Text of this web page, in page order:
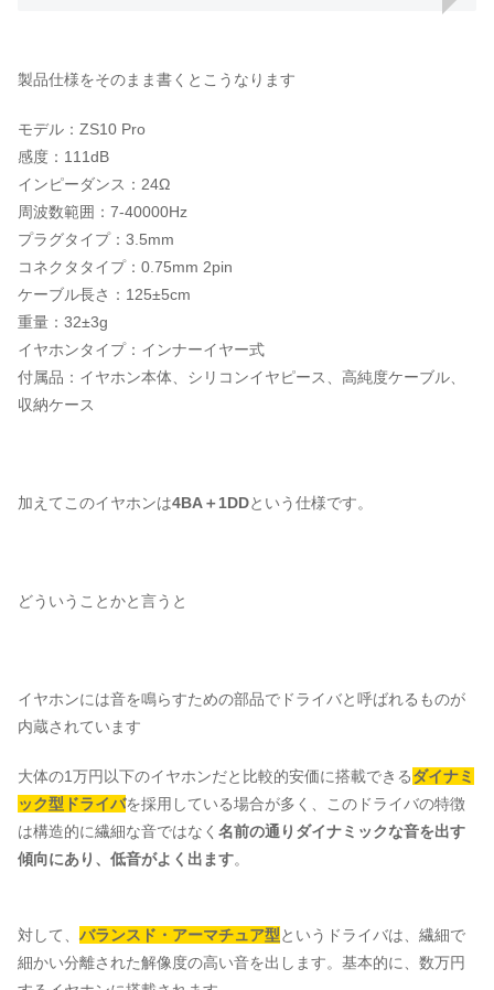
製品仕様をそのまま書くとこうなります
モデル：ZS10 Pro
感度：111dB
インピーダンス：24Ω
周波数範囲：7-40000Hz
プラグタイプ：3.5mm
コネクタタイプ：0.75mm 2pin
ケーブル長さ：125±5cm
重量：32±3g
イヤホンタイプ：インナーイヤー式
付属品：イヤホン本体、シリコンイヤピース、高純度ケーブル、
収納ケース
加えてこのイヤホンは4BA＋1DDという仕様です。
どういうことかと言うと
イヤホンには音を鳴らすための部品でドライバと呼ばれるものが
内蔵されています
大体の1万円以下のイヤホンだと比較的安価に搭載できるダイナミ
ック型ドライバを採用している場合が多く、このドライバの特徴
は構造的に繊細な音ではなく 名前の通りダイナミックな音を出す
傾向にあり、低音がよく出ます。
対して、 バランスド・アーマチュア型というドライバは、繊細で
細かい分離された解像度の高い音を出します。基本的に、数万円